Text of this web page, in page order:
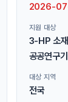
2026-
지원 대상
3-HP 소재
공공연구
대상 지역
전국